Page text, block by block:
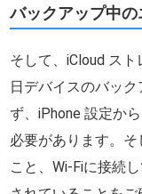
バックアップ中の
そして、iCloud ス
日デバイスのバッ
ず、iPhone 設定か
必要があります。
こと、Wi-Fiに接続